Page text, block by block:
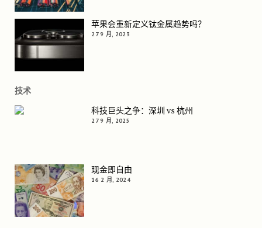
苹果会重新定义钛金属趋势吗？
27 9 月, 2023
技术
科技巨头之争：深圳 vs 杭州
27 9 月, 2025
现金即自由
16 2 月, 2024